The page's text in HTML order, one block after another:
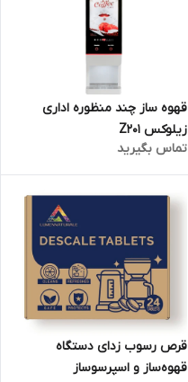
قهوه ساز چند منظوره اداری
زیلوکس Z201
تماس بگیرید
قرص رسوب زدای دستگاه
قهوه‌ساز و اسپرسوساز